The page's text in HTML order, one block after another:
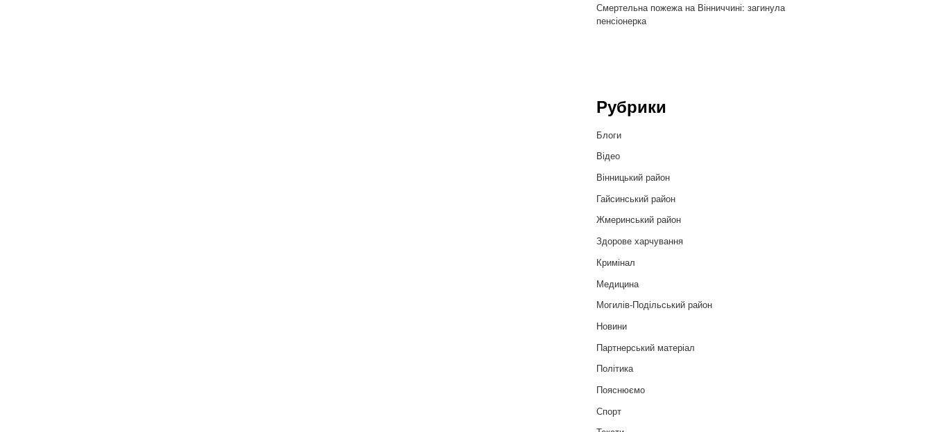
Смертельна пожежа на Вінниччині: загинула
пенсіонерка
Рубрики
Блоги
Відео
Вінницький район
Гайсинський район
Жмеринський район
Здорове харчування
Кримінал
Медицина
Могилів-Подільський район
Новини
Партнерський матеріал
Політика
Пояснюємо
Спорт